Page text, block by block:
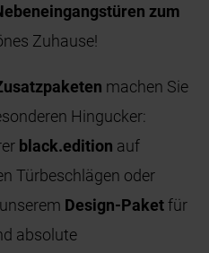
zum
Zuhause!
machen Sie
Hingucker:
black.edition auf
Türbeschlägen oder
Design-Paketfür
absolute